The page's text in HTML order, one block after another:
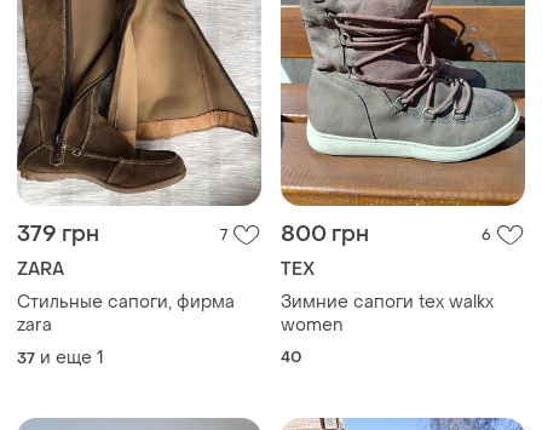
379 грн 7
ZARA
Стильные сапоги, фирма
zara
37 и еще 1
800 грн 6
TEX
Зимние сапоги tex walkx
women
40